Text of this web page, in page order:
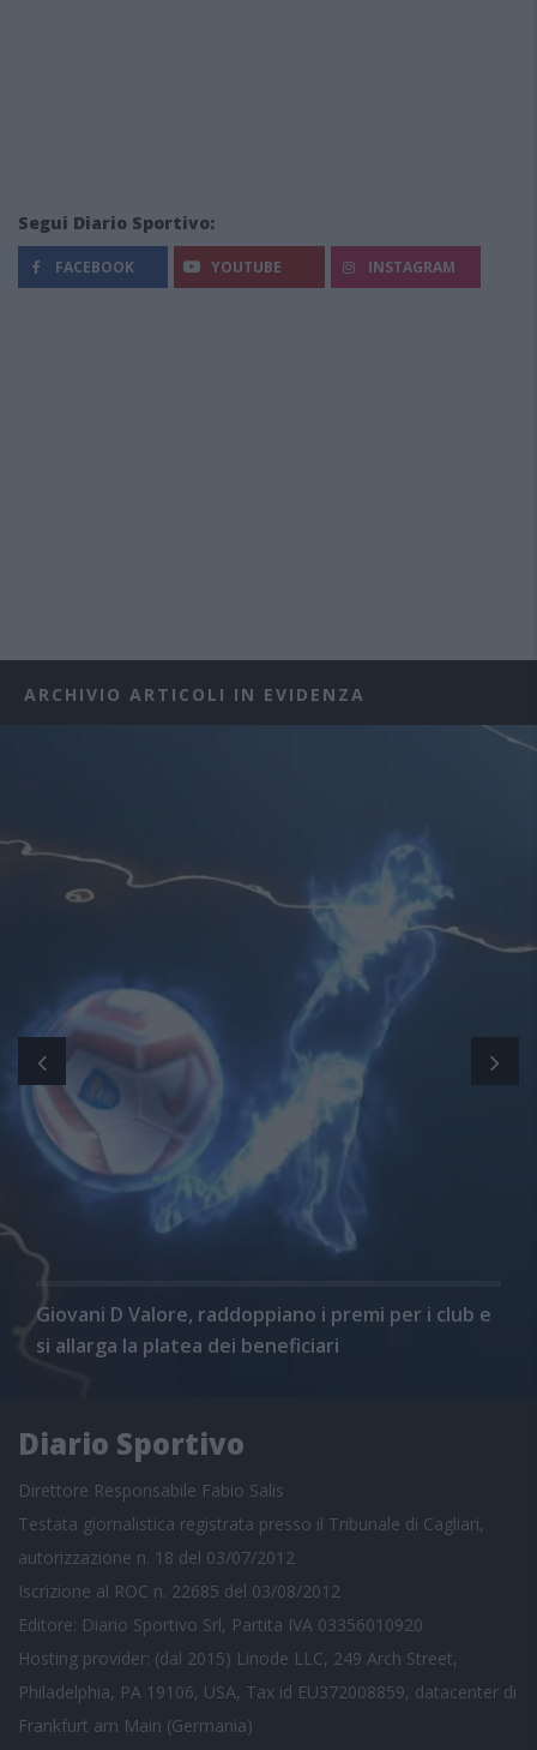
Segui Diario Sportivo:
FACEBOOK YOUTUBE INSTAGRAM
ARCHIVIO ARTICOLI IN EVIDENZA
Giovani D Valore, raddoppiano i premi per i club e
si allarga la platea dei beneficiari
Diario Sportivo
Direttore Responsabile Fabio Salis
Testata giornalistica registrata presso il Tribunale di Cagliari,
autorizzazione n. 18 del 03/07/2012
Iscrizione al ROC n. 22685 del 03/08/2012
Editore: Diario Sportivo Srl, Partita IVA 03356010920
Hosting provider: (dal 2015) Linode LLC, 249 Arch Street,
Philadelphia, PA 19106, USA, Tax id EU372008859, datacenter di
Frankfurt am Main (Germania)